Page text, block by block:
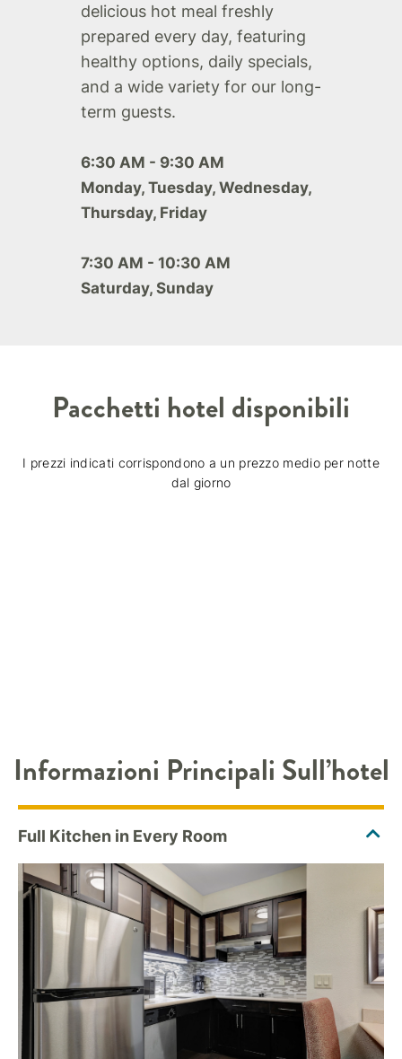
delicious hot meal freshly
prepared every day, featuring
healthy options, daily specials,
and a wide variety for our long-
term guests.
6:30 AM - 9:30 AM
Monday, Tuesday, Wednesday,
Thursday, Friday
7:30 AM - 10:30 AM
Saturday, Sunday
Pacchetti hotel disponibili
I prezzi indicati corrispondono a un prezzo medio per notte
dal giorno
Informazioni Principali Sull’hotel